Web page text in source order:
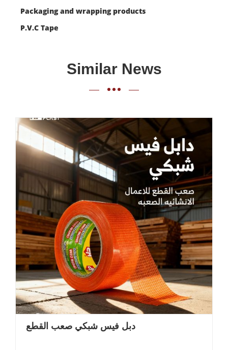
Packaging and wrapping products
P.V.C Tape
Similar News
دبل فيس شبكي صعب القطع